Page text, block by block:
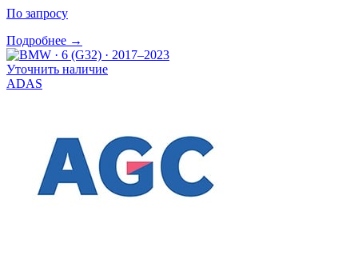
По запросу
Подробнее →
Уточнить наличие
ADAS